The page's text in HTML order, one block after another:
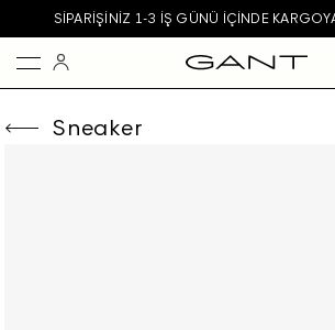
SIPARIŞINIZ 1-3 IŞ GÜNÜ IÇINDE
Sneaker